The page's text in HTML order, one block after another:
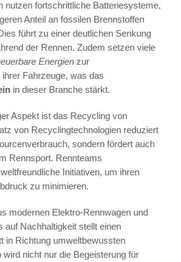
nutzen fortschrittliche Batteriesysteme,
Anteil an fossilen Brennstoffen
führt zu einer deutlichen Senkung
der Rennen. Zudem setzen viele
Energien zur
Fahrzeuge, was das
in dieser Branche stärkt.
Aspekt ist das Recycling von
von Recyclingtechnologien reduziert
sondern fördert auch
Rennsport. Rennteams
Initiativen, um ihren
zu minimieren.
modernen Elektro-Rennwagen und
auf Nachhaltigkeit stellt einen
in Richtung umweltbewussten
wird nicht nur die Begeisterung für